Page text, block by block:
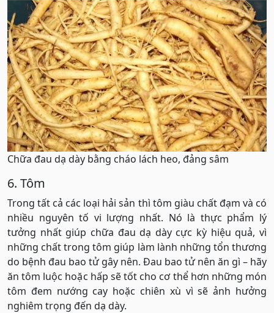
Chữa đau dạ dày bằng cháo lách heo, đảng sâm
6. Tôm
Trong tất cả các loại hải sản thì tôm giàu chất đạm và có
nhiều nguyên tố vi lượng nhất. Nó là thực phẩm lý
tưởng nhất giúp chữa đau dạ dày cực kỳ hiệu quả, vì
những chất trong tôm giúp làm lành những tổn thương
do bệnh đau bao tử gây nên. Đau bao tử nên ăn gì – hãy
ăn tôm luộc hoặc hấp sẽ tốt cho cơ thể hơn những món
tôm đem nướng cay hoặc chiên xù vì sẽ ảnh hưởng
nghiêm trọng đến dạ dày.